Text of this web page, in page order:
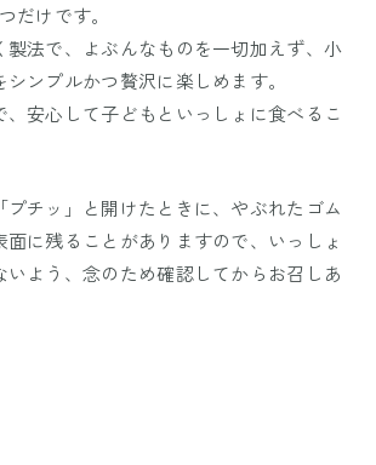
だけです。
製法で、よぶんなものを一切加えず、小
ンプルかつ贅沢に楽しめます。
安心して子どもといっしょに食べるこ
プチッ」と開けたときに、やぶれたゴム
面に残ることがありますので、いっしょ
いよう、念のため確認してからお召しあ